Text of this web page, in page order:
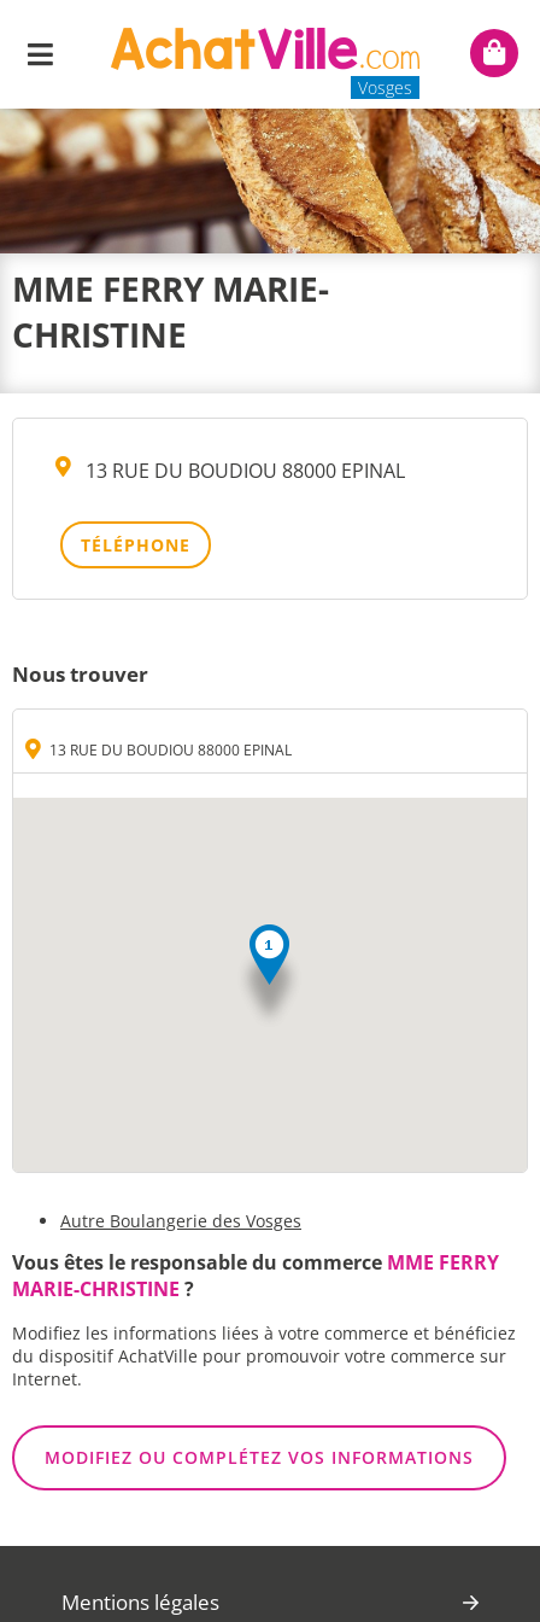
Menu
Vosges
Mon
MME FERRY MARIE-
CHRISTINE
13 RUE DU BOUDIOU 88000 EPINAL
TÉLÉPHONE
Nous trouver
13 RUE DU BOUDIOU 88000 EPINAL
Autre Boulangerie des Vosges
Vous êtes le responsable du commerce MME FERRY
MARIE-CHRISTINE ?
Modifiez les informations liées à votre commerce et bénéficiez
du dispositif AchatVille pour promouvoir votre commerce sur
Internet.
MODIFIEZ OU COMPLÉTEZ VOS INFORMATIONS
Mentions légales